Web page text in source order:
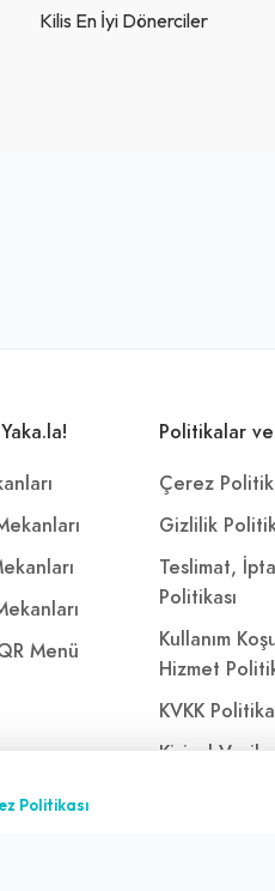
Kilis En İyi Dönerciler
Menü
Politikalar
Çerez
Gizlilik
Teslimat,
Politikası
Kullanım
Hizmet
KVKK
Kişisel
Aydınlatma
Politikası